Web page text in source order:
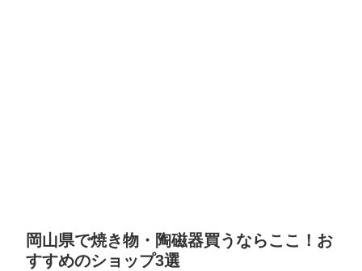
岡山県で焼き物・陶磁器買うならここ！お
すすめのショップ3選